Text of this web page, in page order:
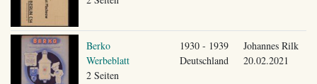
Berko
Werbeblatt
2 Seiten
1930 - 1939
Deutschland
Johannes Rilk
20.02.2021